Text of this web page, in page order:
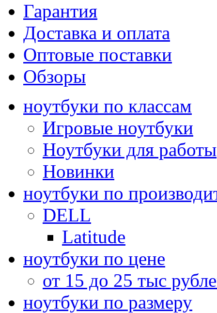
Гарантия
Доставка и оплата
Оптовые поставки
Обзоры
ноутбуки по классам
Игровые ноутбуки
Ноутбуки для работы
Новинки
ноутбуки по
DELL
Latitude
ноутбуки по цене
от 15 до 25 тыс
ноутбуки по размеру